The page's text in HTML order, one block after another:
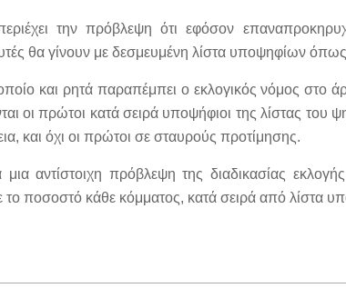
την πρόβλεψη ότι εφόσον
θα γίνουν με δεσμευμένη λίστα υποψηφίων όπως
και ρητά παραπέμπει ο εκλογικός νόμος στο
οι πρώτοι κατά σειρά υποψήφιοι της λίστας
και όχι οι πρώτοι σε σταυρούς προτίμησης.
μια αντίστοιχη πρόβλεψη της διαδικασίας
το ποσοστό κάθε κόμματος, κατά σειρά από λίστα